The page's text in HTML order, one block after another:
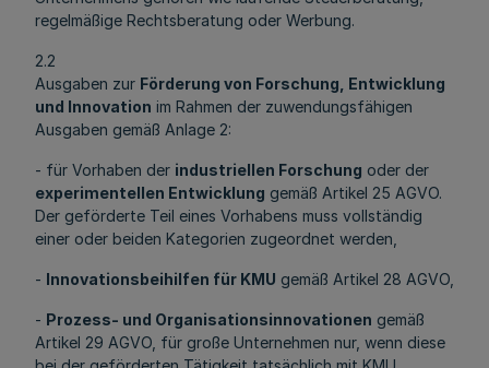
regelmäßige Rechtsberatung oder Werbung.
2.2
Ausgaben zur Förderung von Forschung, Entwicklung
und Innovation im Rahmen der zuwendungsfähigen
Ausgaben gemäß Anlage 2:
- für Vorhaben der industriellen Forschung oder der
experimentellen Entwicklung gemäß Artikel 25 AGVO.
Der geförderte Teil eines Vorhabens muss vollständig
einer oder beiden Kategorien zugeordnet werden,
- Innovationsbeihilfen für KMU gemäß Artikel 28 AGVO,
- Prozess- und Organisationsinnovationen gemäß
Artikel 29 AGVO, für große Unternehmen nur, wenn diese